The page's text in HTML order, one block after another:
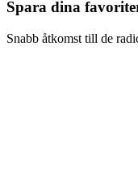
Spara dina
Snabb åtkomst till de